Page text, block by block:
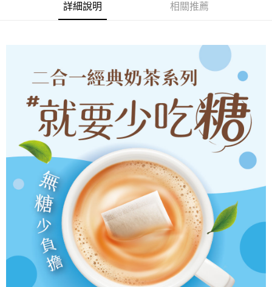
３．收到繳費通知簡訊後14天內，點擊此簡訊中的連結，可透過四大超商／
ATM／網路銀行／等多元方式進行付款，方視為交易完成。
※ 請注意：結帳手續完成當下不需立刻繳費，但若您需要取消訂單，請聯絡
購買商品的店家。未經商家同意取消之訂單仍視為有效，需透過AFTEE先享
後付繳納相關費用。
※ 交易是否成功請以「AFTEE先享後付 」之結帳頁面顯示為準，若有關於
是否繳費成功／繳費後需取消欲退款等相關疑問，請聯繫「AFTEE先享後付
客戶支援中心」https://netprotections.freshdesk.com/support/home
【注意事項】
１．透過由恩沛科技股份有限公司提供之「AFTEE先享後付」服務完成之交
易，需依本服務之必要範圍內提供個人資料，並將交易相關給付款項請求債
權轉讓予恩沛科技股份有限公司。
２．關於個人資料處理事宜，請瀏覽以下網址：
https://aftee.tw/terms/#terms3
３．未成年的使用者請事先徵得法定代理人或監護人之同意方可使用
「AFTEE先享後付」，若未經同意申辦者引起之損失，本公司不負相關責
４．使用「AFTEE先享後付」時，將依據個別帳號之用戶狀況，依本公司即
時審查核予不同之上限額度；若仍有額度不足之情形，本公司將視審查結果
請求用戶進行身份認證。
每筆NT$60，滿NT$399(含以上)免運費
X不開放萊爾富取貨
7-11取貨付款
每筆NT$60，滿NT$699(含以上)免運費
付款後7-11取貨
每筆NT$60，滿NT$699(含以上)免運費
宅配
每筆NT$100，滿NT$1,000(含以上)免運費
離島宅配
每筆NT$220，滿NT$2,000(含以上)免運費
國際宅配-直送海外 查看運費
詳細說明 相關推薦